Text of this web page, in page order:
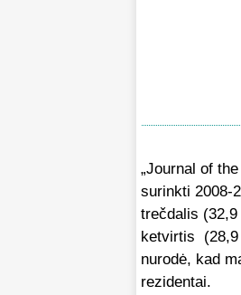
„Journal of
surinkti 2008-
trečdalis
ketvirtis (28,9
nurodė, kad
rezidentai.